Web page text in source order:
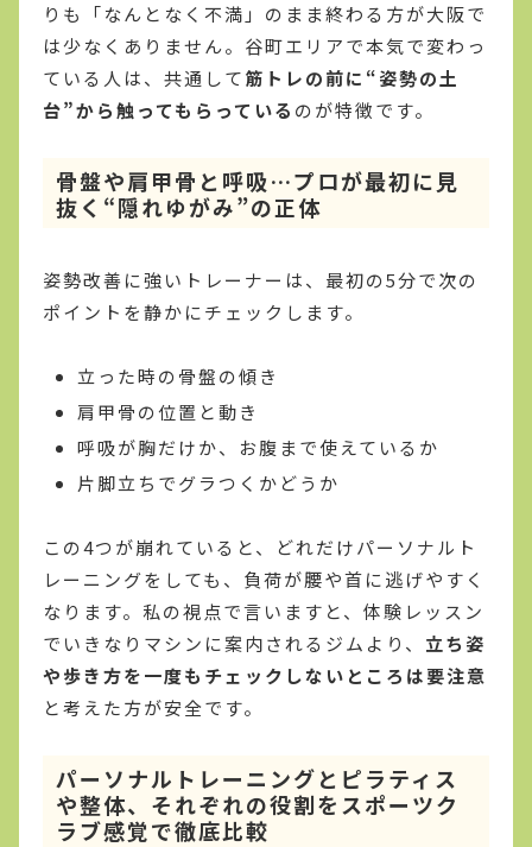
りも「なんとなく不満」のまま終わる方が大阪で
は少なくありません。谷町エリアで本気で変わっ
ている人は、共通して筋トレの前に“姿勢の土
台”から触ってもらっている のが特徴です。
骨盤や肩甲骨と呼吸…プロが最初に見
抜く“隠れゆがみ”の正体
姿勢改善に強いトレーナーは、最初の5分で次の
ポイントを静かにチェックします。
立った時の骨盤の傾き
肩甲骨の位置と動き
呼吸が胸だけか、お腹まで使えているか
片脚立ちでグラつくかどうか
この4つが崩れていると、どれだけパーソナルト
レーニングをしても、負荷が腰や首に逃げやすく
なります。私の視点で言いますと、体験レッスン
でいきなりマシンに案内されるジムより、 立ち姿
や歩き方を一度もチェックしないところは要注意
と考えた方が安全です。
パーソナルトレーニングとピラティス
や整体、それぞれの役割をスポーツク
ラブ感覚で徹底比較